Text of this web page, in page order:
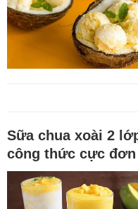
Sữa chua xoài 2
công thức cực đơn